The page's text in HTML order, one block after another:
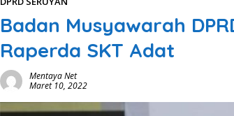
Badan Musyawarah
Raperda SKT Adat
Mentaya Net
Maret 10, 2022